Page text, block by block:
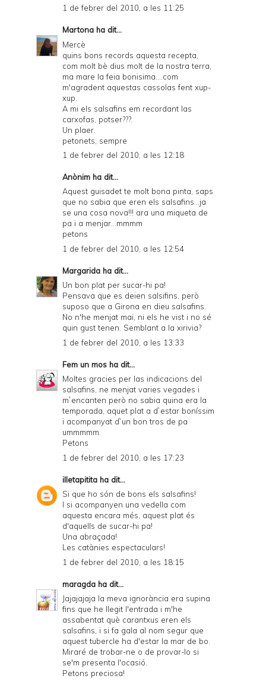
1 de febrer del 2010, a les 11:25
Martona ha dit...
Mercè
quins bons records aquesta recepta,
com molt bè dius molt de la nostra terra,
ma mare la feia bonisima....com
m'agradent aquestas cassolas fent xup-
xup.
A mi els salsafins em recordant las
carxofas, potser???.
Un plaer.
petonets, sempre
1 de febrer del 2010, a les 12:18
Anònim ha dit...
Aquest guisadet te molt bona pinta, saps
que no sabia que eren els salsafins...ja
se una cosa nova!!! ara una miqueta de
pa i a menjar...mmmm
petons
1 de febrer del 2010, a les 12:54
Margarida ha dit...
Un bon plat per sucar-hi pa!
Pensava que es deien salsifins, però
suposo que a Girona en dieu salsafins.
No n'he menjat mai, ni els he vist i no sé
quin gust tenen. Semblant a la xirivia?
1 de febrer del 2010, a les 13:33
Fem un mos ha dit...
Moltes gracies per las indicacions del
salsafins, ne menjat varies vegades i
m`encanten però no sabia quina era la
temporada, aquet plat a d`estar boníssim
i acompanyat d`un bon tros de pa
ummmmm.
Petons
1 de febrer del 2010, a les 17:23
illetapitita ha dit...
Si que ho són de bons els salsafins!
I si acompanyen una vedella com
aquesta encara més, aquest plat és
d'aquells de sucar-hi pa!
Una abraçada!
Les catànies espectaculars!
1 de febrer del 2010, a les 18:15
maragda ha dit...
Jajajajaja la meva ignorància era supina
fins que he llegit l'entrada i m'he
assabentat què carantxus eren els
salsafins, i si fa gala al nom segur que
aquest tubercle ha d'estar la mar de bo.
Miraré de trobar-ne o de provar-lo si
se'm presenta l'ocasió.
Petons preciosa!